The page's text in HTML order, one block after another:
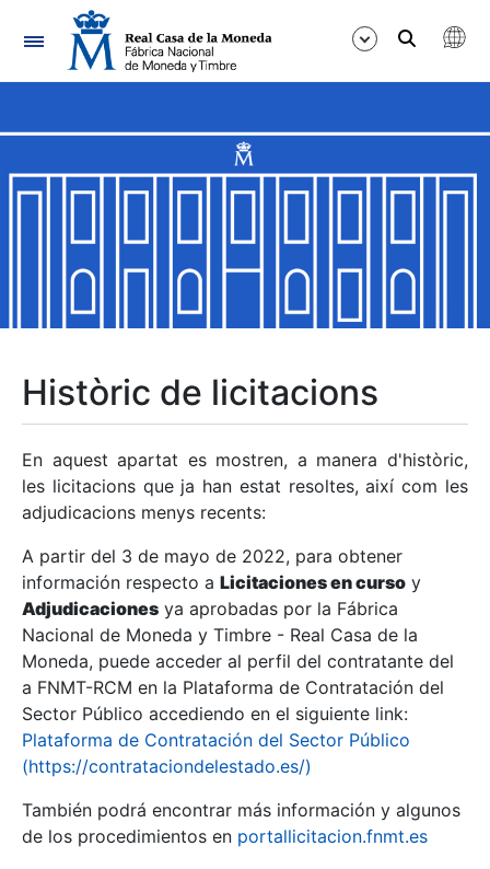
Navegació
Mostra/Amaga
Mostra/Amaga
Mostra/Amaga
Mostra/Amaga
Mostra/Amaga
Històric de licitacions
En aquest apartat es mostren, a manera d'històric,
les licitacions que ja han estat resoltes, així com les
adjudicacions menys recents:
A partir del 3 de mayo de 2022, para obtener
información respecto a Licitaciones en curso y
Adjudicaciones ya aprobadas por la Fábrica
Nacional de Moneda y Timbre - Real Casa de la
Moneda, puede acceder al perfil del contratante del
a FNMT-RCM en la Plataforma de Contratación del
Sector Público accediendo en el siguiente link:
Plataforma de Contratación del Sector Público
(https://contrataciondelestado.es/)
También podrá encontrar más información y algunos
de los procedimientos en portallicitacion.fnmt.es